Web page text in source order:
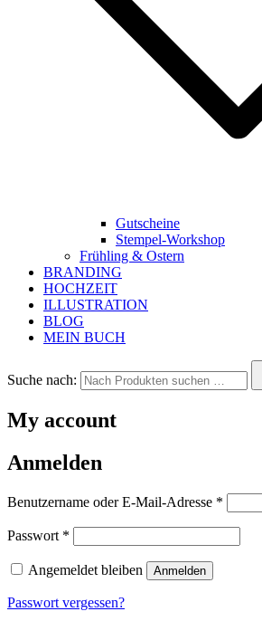
Gutscheine
Stempel-Workshop
Frühling & Ostern
BRANDING
HOCHZEIT
ILLUSTRATION
BLOG
MEIN BUCH
Suche nach:
My account
Anmelden
Benutzername oder E-Mail-Adresse *
Passwort *
Angemeldet bleiben Anmelden
Passwort vergessen?